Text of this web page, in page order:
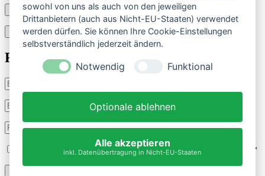
sowohl von uns als auch von den jeweiligen
Drittanbietern (auch aus Nicht-EU-Staaten) verwendet
werden dürfen. Sie können Ihre Cookie-Einstellungen
selbstverständlich jederzeit ändern.
Notwendig Funktional
Optionale ablehnen
Alle akzeptieren
inkl. Datenübertragung in Nicht-EU-Staaten
Anmelden
Registrieren
Registrieren
Benutzername
Erforderlich
E-
Mail-
Adresse*
Erforderlich
Passwort*
Erforderlich
Ich habe dieDatenschutzerklärunggelesen und stimmte ihr zu. *